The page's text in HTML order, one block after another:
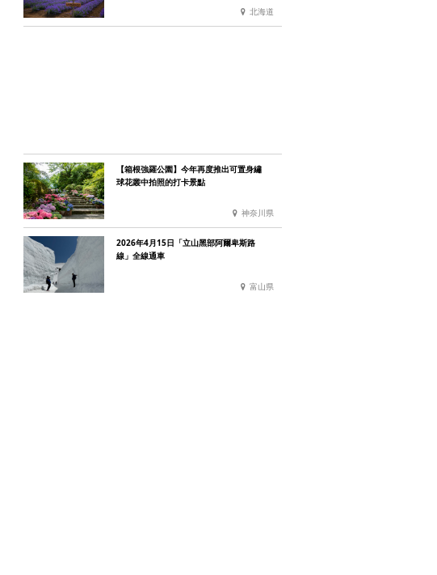
北海道
【箱根強羅公園】今年再度推出可置身繡
球花叢中拍照的打卡景點
神奈川県
2026年4月15日「立山黑部阿爾卑斯路
線」全線通車
富山県